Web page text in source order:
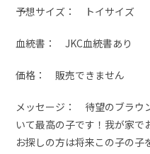
予想サイズ： トイサイズ
血統書： JKC血統書あり
価格： 販売できません
メッセージ： 待望のブラウ
いて最高の子です！我が家で
お探しの方は将来この子の子